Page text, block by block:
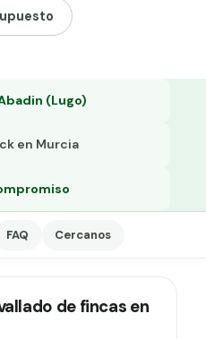
(Lugo)
en Murcia
FAQ Cercanos
de fincas en